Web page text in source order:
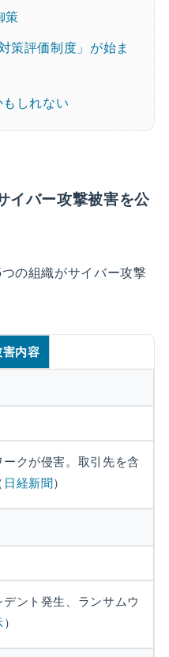
策
策評価制度」が始ま
しれない
イバー攻撃被害を公
の組織がサイバー攻撃
害内容
クが侵害。取引先を含
日経新聞）
ント発生、ランサムウ
）